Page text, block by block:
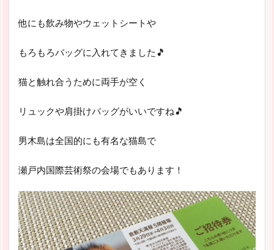
他にも飲み物やウェットシートや
もろもろバッグに入れてきました🎵
猫と触れ合うために両手が空く
リュックや肩掛けバッグがいいですね🎵
男木島は全国的にも有名な猫島で
瀬戸内国際芸術祭の会場でもあります！